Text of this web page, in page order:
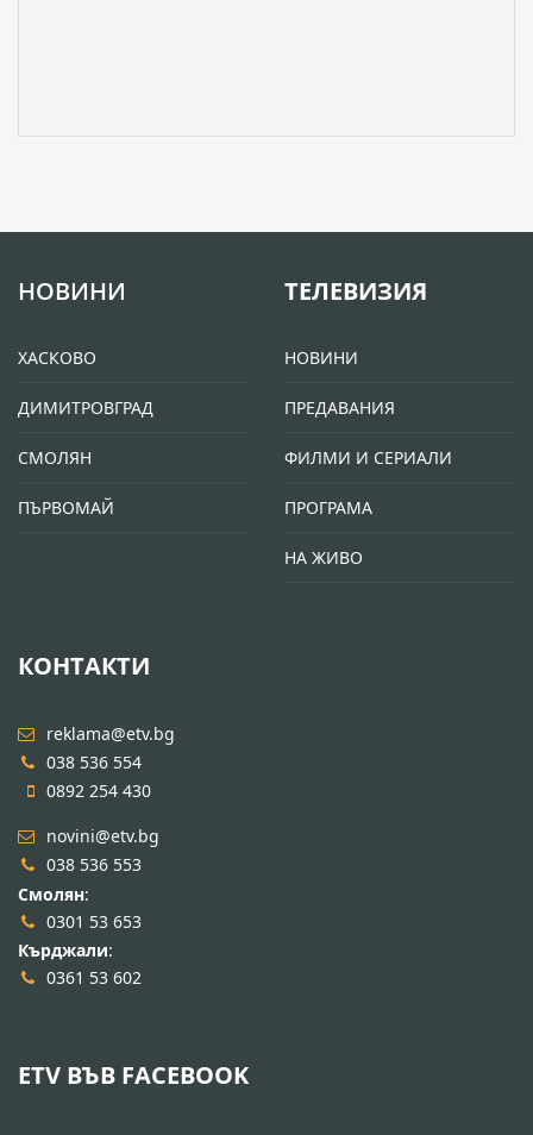
НОВИНИ
ХАСКОВО
ДИМИТРОВГРАД
СМОЛЯН
ПЪРВОМАЙ
ТЕЛЕВИЗИЯ
НОВИНИ
ПРЕДАВАНИЯ
ФИЛМИ И СЕРИАЛИ
ПРОГРАМА
НА ЖИВО
КОНТАКТИ
reklama@etv.bg
038 536 554
0892 254 430
novini@etv.bg
038 536 553
Смолян:
0301 53 653
Кърджали:
0361 53 602
ETV ВЪВ FACEBOOK